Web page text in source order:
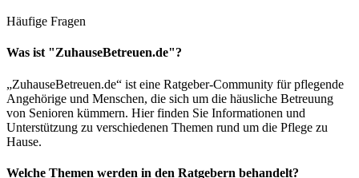
Häufige Fragen
Was ist "ZuhauseBetreuen.de"?
„ZuhauseBetreuen.de“ ist eine Ratgeber-Community für pflegende
Angehörige und Menschen, die sich um die häusliche Betreuung
von Senioren kümmern. Hier finden Sie Informationen und
Unterstützung zu verschiedenen Themen rund um die Pflege zu
Hause.
Welche Themen werden in den Ratgebern behandelt?